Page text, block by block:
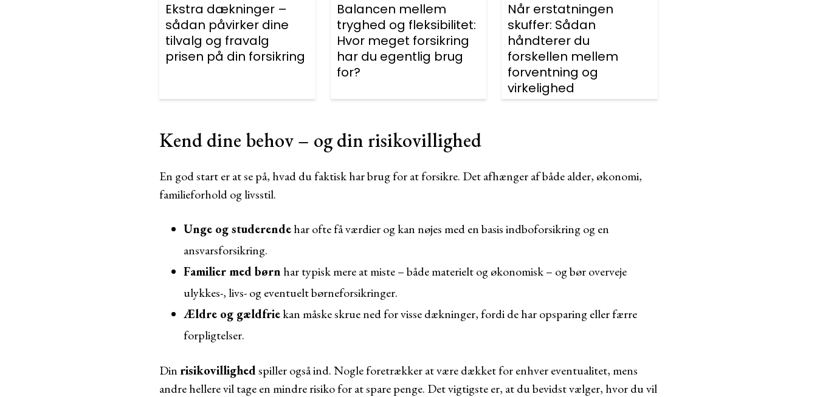
Ekstra dækninger –
sådan påvirker dine
tilvalg og fravalg
prisen på din forsikring
Balancen mellem
tryghed og fleksibilitet:
Hvor meget forsikring
har du egentlig brug
for?
Når erstatningen
skuffer: Sådan
håndterer du
forskellen mellem
forventning og
virkelighed
Kend dine behov – og din risikovillighed
En god start er at se på, hvad du faktisk har brug for at forsikre. Det afhænger af både alder, økonomi,
familieforhold og livsstil.
Unge og studerendehar ofte få værdier og kan nøjes med en basis indboforsikring og en
ansvarsforsikring.
Familier med børnhar typisk mere at miste – både materielt og økonomisk – og bør overveje
ulykkes-, livs- og eventuelt børneforsikringer.
Ældre og gældfriekan måske skrue ned for visse dækninger, fordi de har opsparing eller færre
forpligtelser.
Din risikovillighedspiller også ind. Nogle foretrækker at være dækket for enhver eventualitet, mens
andre hellere vil tage en mindre risiko for at spare penge. Det vigtigste er, at du bevidst vælger, hvor du vil